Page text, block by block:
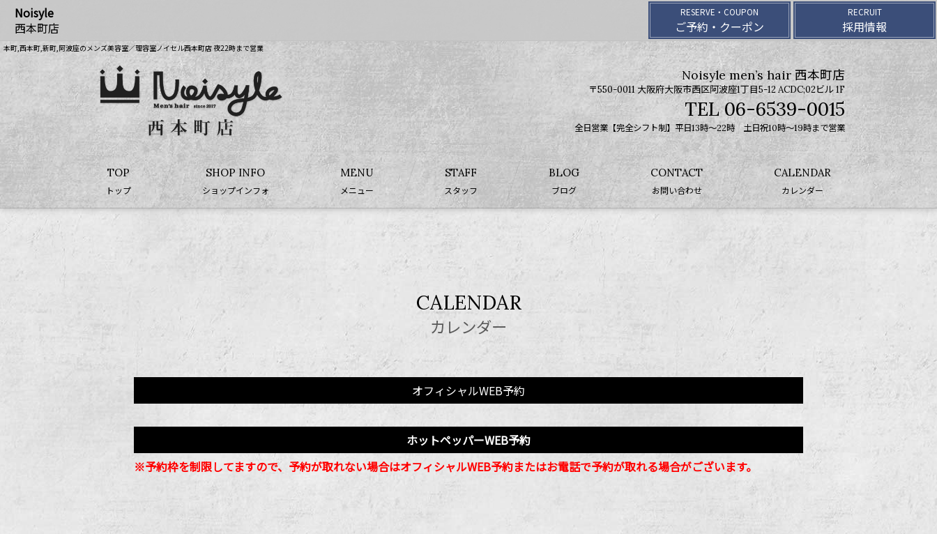
Noisyle
西本町店
RESERVE・COUPON
ご予約・クーポン
RECRUIT
採用情報
本町,西本町,新町,阿波座のメンズ美容室／理容室ノイセル西本町店 夜22時まで営業
Noisyle men’s hair 西本町店
〒550-0011 大阪府大阪市西区阿波座1丁目5-12 ACDC;02ビル 1F
06-6539-0015
全日営業【完全シフト制】平日13時〜22時 土日祝10時～19時まで営業
TOP
トップ
SHOP INFO
ショップインフォ
MENU
メニュー
STAFF
スタッフ
BLOG
ブログ
CONTACT
お問い合わせ
CALENDAR
カレンダー
CALENDAR
カレンダー
オフィシャルWEB予約
ホットペッパーWEB予約
※予約枠を制限してますので、予約が取れない場合はオフィシャルWEB予約またはお電話で予約が取れる場合がございます。